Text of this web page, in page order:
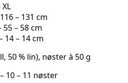
– 131 cm
– 58 cm
14 – 14 cm
50 % lin), nøster à 50 g
10 – 11 nøster